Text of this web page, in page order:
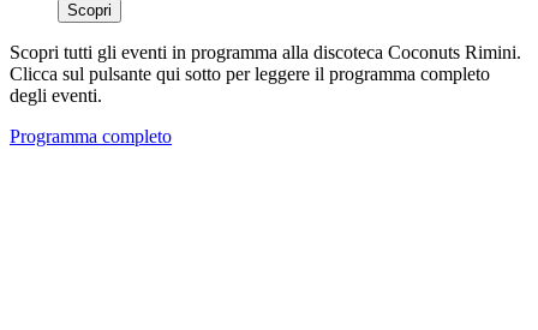
Scopri
Scopri tutti gli eventi in programma alla discoteca Coconuts Rimini.
Clicca sul pulsante qui sotto per leggere il programma completo
degli eventi.
Programma completo